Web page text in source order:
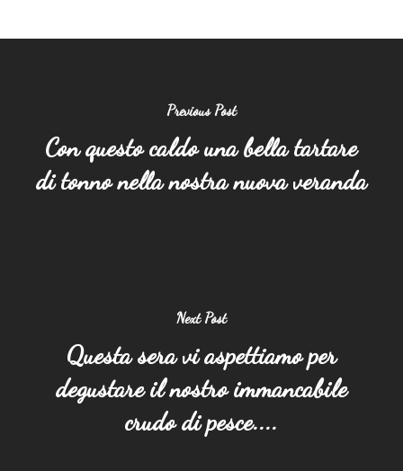
Previous Post
Con questo caldo una bella tartare
di tonno nella nostra nuova veranda
Next Post
Questa sera vi aspettiamo per
degustare il nostro immancabile
crudo di pesce....